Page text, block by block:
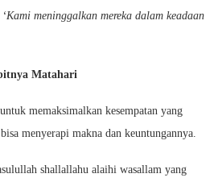
meninggalkan mereka dalam keadaan
Matahari
memaksimalkan kesempatan yang
menyerapi makna dan keuntungannya.
shallallahu alaihi wasallam yang